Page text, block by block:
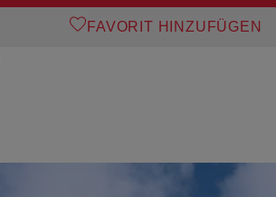
FAVORIT HINZUFÜGEN